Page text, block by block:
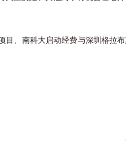
目、南科大启动经费与深圳格拉